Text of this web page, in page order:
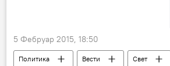
5 Фебруар 2015, 18:50
Политика Вести
Свет